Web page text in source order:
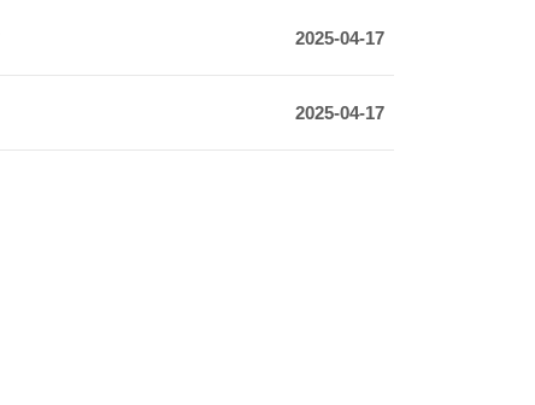
2025-04-17
2025-04-17